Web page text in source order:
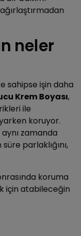
neler
sahipse işin daha
Krem Boyası,
ile
koruyor.
zamanda
parlaklığını,
koruma
için atabileceğin